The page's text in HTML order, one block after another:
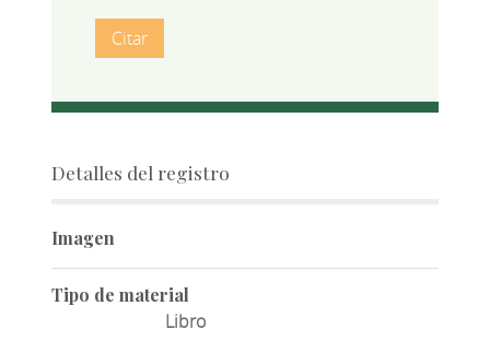
Citar
Detalles del registro
Imagen
Tipo de material
Libro